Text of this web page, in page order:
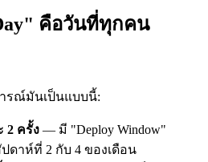
คือวันที่ทุกคน
รณ์มันเป็นแบบนี้:
2 ครั้ง — มี "Deploy Window"
ดาห์ที่ 2 กับ 4 ของเดือน